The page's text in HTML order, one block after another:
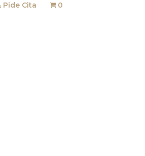
Pide Cita 0